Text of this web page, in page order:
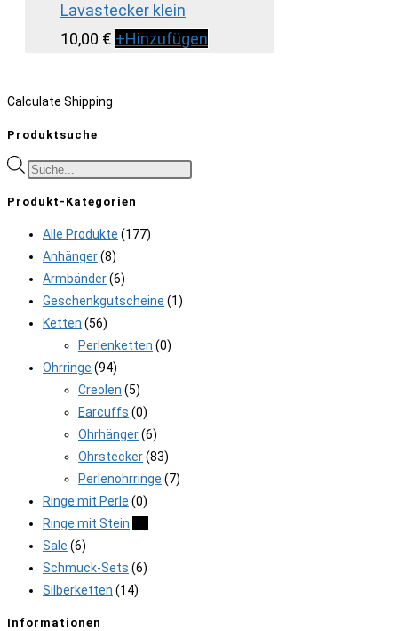
Lavastecker klein
10,00 € +Hinzufügen
Calculate Shipping
Produktsuche
Products
Produkt-Kategorien
Alle Produkte (177)
Anhänger(8)
Armbänder(6)
Geschenkgutscheine (1)
Ketten (56)
Perlenketten (0)
Ohrringe (94)
Creolen (5)
Earcuffs (0)
Ohrhänger(6)
Ohrstecker(83)
Perlenohrringe (7)
Ringe mit Perle (0)
Ringe mit Stein
Sale (6)
Schmuck-Sets (6)
Silberketten (14)
Informationen